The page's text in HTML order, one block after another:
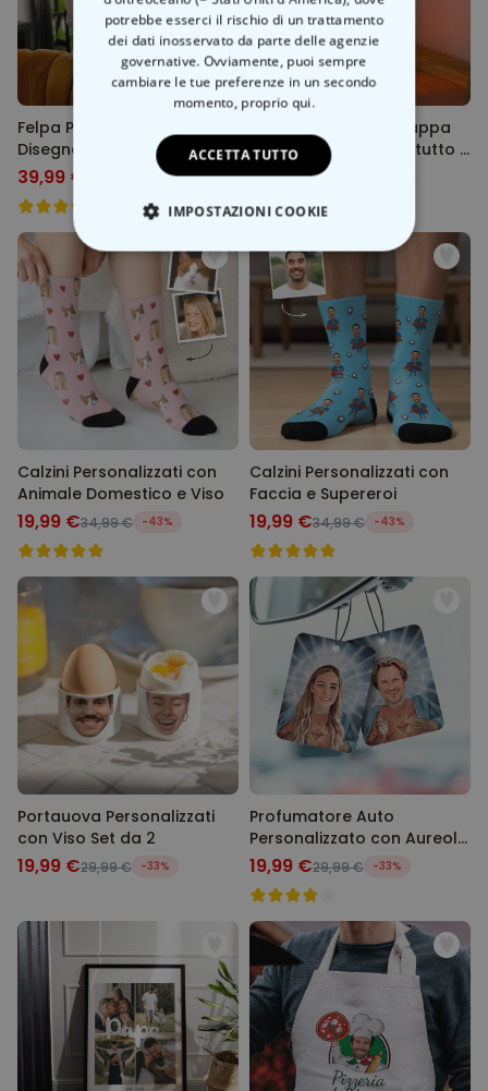
Felpa Personalizzata con
Disegno dei Bambini fronte
e retro
39,99 € -20%
Lampada LED con Mappa
Personalizzata Dove tutto è
cominciato
29,99 €39,98 €
Calzini Personalizzati con
Animale Domestico e Viso
19,99 €34,99 € -43%
Calzini Personalizzati con
Faccia e Supereroi
19,99 €34,99 € -43%
Portauova Personalizzati
con Viso Set da 2
19,99 €29,99 € -33%
Profumatore Auto
Personalizzato con Aureola
e Faccia Set da 2
19,99 €29,99 € -33%
potrebbe esserci il rischio di un trattamento
dei dati inosservato da parte delle agenzie
governative. Ovviamente, puoi sempre
cambiare le tue preferenze in un secondo
momento, proprio qui.
ACCETTA TUTTO
IMPOSTAZIONI COOKIE
STRETTAMENTE NECESSARIO
PRESTAZIONI
MARKETING
NON CLASSIFICATO